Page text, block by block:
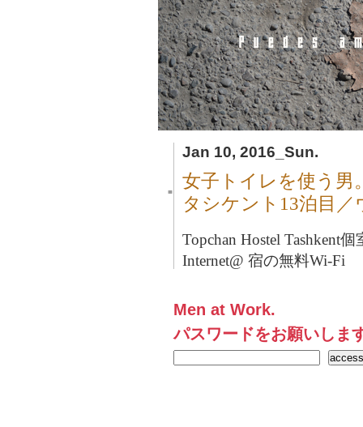
Jan 10, 2016_Sun.
■
女子トイレを使う男
タシケント13泊目
Topchan Hostel Tashkent個
Internet@ 宿の無料Wi-Fi
Men at Work.
パスワードをお願いしま